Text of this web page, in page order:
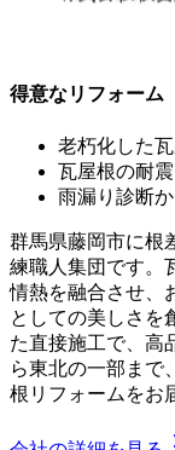
得意なリフォーム
老朽化した
瓦屋根の耐
雨漏り診断
群馬県藤岡市に根
練職人集団です。
情熱を融合させ、
としての美しさを
た直接施工で、高
ら東北の一部まで
根リフォームをお